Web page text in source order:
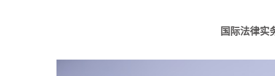
国际法律实